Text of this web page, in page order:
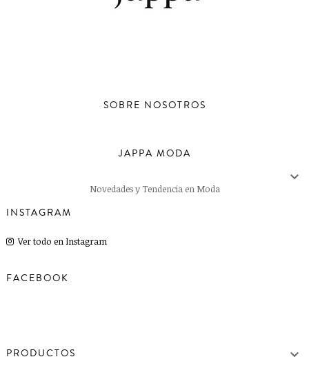
SOBRE NOSOTROS
JAPPA MODA

Novedades y Tendencia en Moda
INSTAGRAM
Ver todo en Instagram
FACEBOOK
PRODUCTOS 